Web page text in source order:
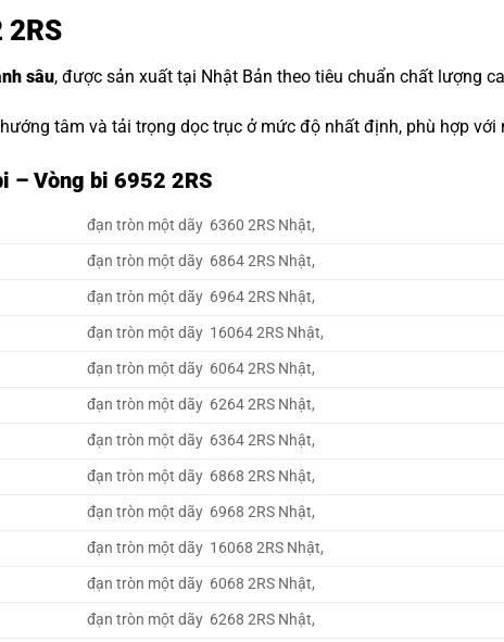
2RS
sâu, được sản xuất tại Nhật Bản theo tiêu chuẩn chất lượng
tâm và tải trọng dọc trục ở mức độ nhất định, phù hợp
– Vòng bi 6952 2RS
đạn tròn một dãy 6360 2RS Nhật,
đạn tròn một dãy 6864 2RS Nhật,
đạn tròn một dãy 6964 2RS Nhật,
đạn tròn một dãy 16064 2RS Nhật,
đạn tròn một dãy 6064 2RS Nhật,
đạn tròn một dãy 6264 2RS Nhật,
đạn tròn một dãy 6364 2RS Nhật,
đạn tròn một dãy 6868 2RS Nhật,
đạn tròn một dãy 6968 2RS Nhật,
đạn tròn một dãy 16068 2RS Nhật,
đạn tròn một dãy 6068 2RS Nhật,
đạn tròn một dãy 6268 2RS Nhật,